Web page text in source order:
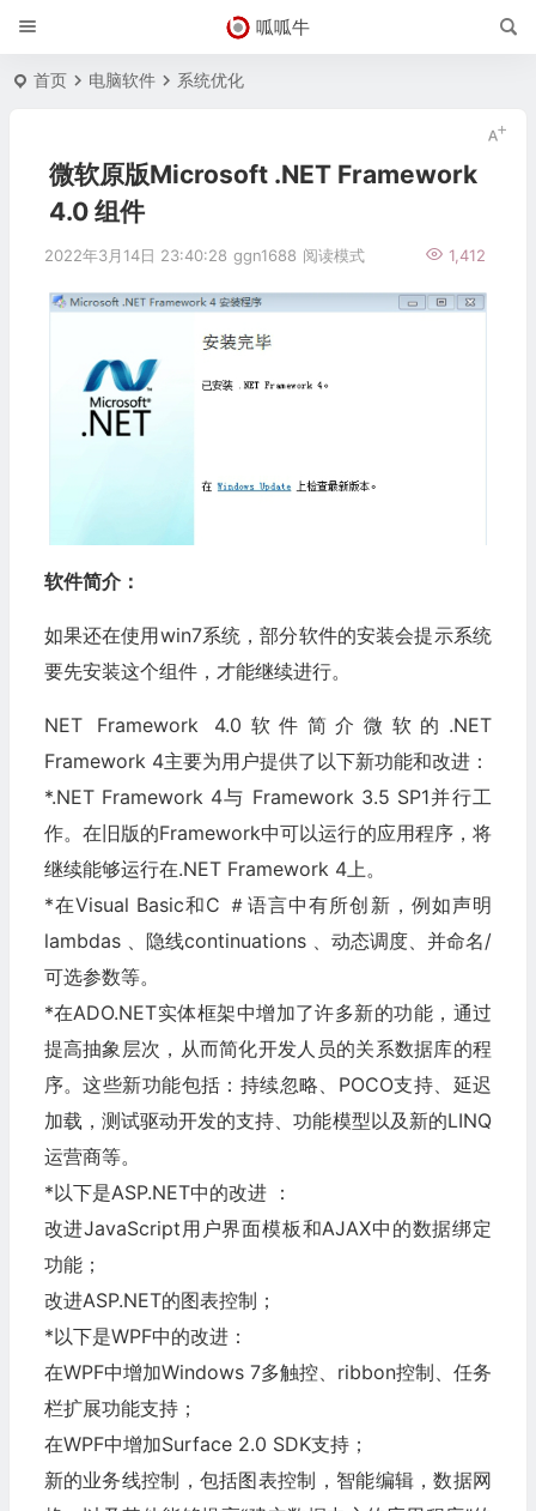
呱呱牛
首页 电脑软件 系统优化
微软原版Microsoft .NET Framework
4.0 组件
2022年3月14日 23:40:28 ggn1688 1,412
阅读模式
软件简介：
如果还在使用win7系统，部分软件的安装会提示系统
要先安装这个组件，才能继续进行。
NET Framework 4.0软件简介微软的.NET
Framework 4主要为用户提供了以下新功能和改进：
*.NET Framework 4与 Framework 3.5 SP1并行工
作。在旧版的Framework中可以运行的应用程序，将
继续能够运行在.NET Framework 4上。
*在Visual Basic和C ＃语言中有所创新，例如声明
lambdas 、隐线continuations 、动态调度、并命名/
可选参数等。
*在ADO.NET实体框架中增加了许多新的功能，通过
提高抽象层次，从而简化开发人员的关系数据库的程
序。这些新功能包括：持续忽略、POCO支持、延迟
加载，测试驱动开发的支持、功能模型以及新的LINQ
运营商等。
*以下是ASP.NET中的改进 ：
改进JavaScript用户界面模板和AJAX中的数据绑定
功能；
改进ASP.NET的图表控制；
*以下是WPF中的改进：
在WPF中增加Windows 7多触控、ribbon控制、任务
栏扩展功能支持；
在WPF中增加Surface 2.0 SDK支持；
新的业务线控制，包括图表控制，智能编辑，数据网